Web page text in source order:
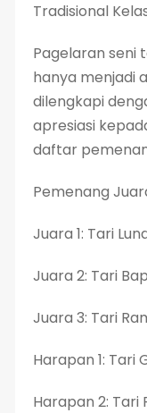
Tradisional
Pagelaran seni
hanya menjadi
dilengkapi
apresiasi
daftar
Pemenang
Juara 1: Tari
Juara 2: Tari
Juara 3: Tari
Harapan 1: Tari
Harapan 2: Tari